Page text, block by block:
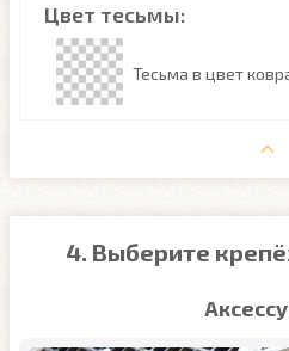
Цвет тесьмы:
Тесьма в цвет
4. Выберите